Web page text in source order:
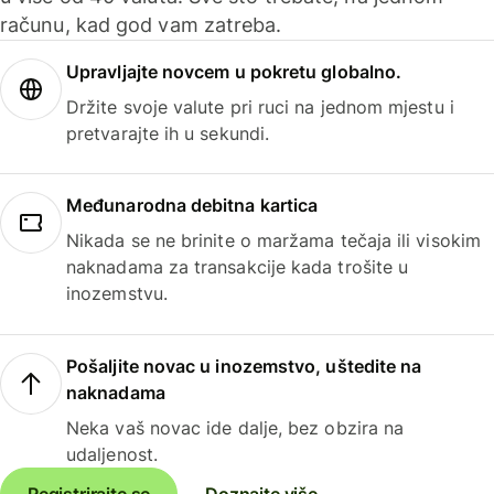
računu, kad god vam zatreba.
Upravljajte novcem u pokretu globalno.
Držite svoje valute pri ruci na jednom mjestu i
pretvarajte ih u sekundi.
Međunarodna debitna kartica
Nikada se ne brinite o maržama tečaja ili visokim
naknadama za transakcije kada trošite u
inozemstvu.
Pošaljite novac u inozemstvo, uštedite na
naknadama
Neka vaš novac ide dalje, bez obzira na
udaljenost.